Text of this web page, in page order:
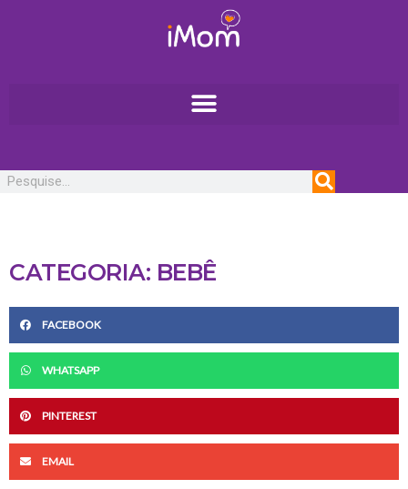
CATEGORIA: BEBÊ
FACEBOOK
WHATSAPP
PINTEREST
EMAIL